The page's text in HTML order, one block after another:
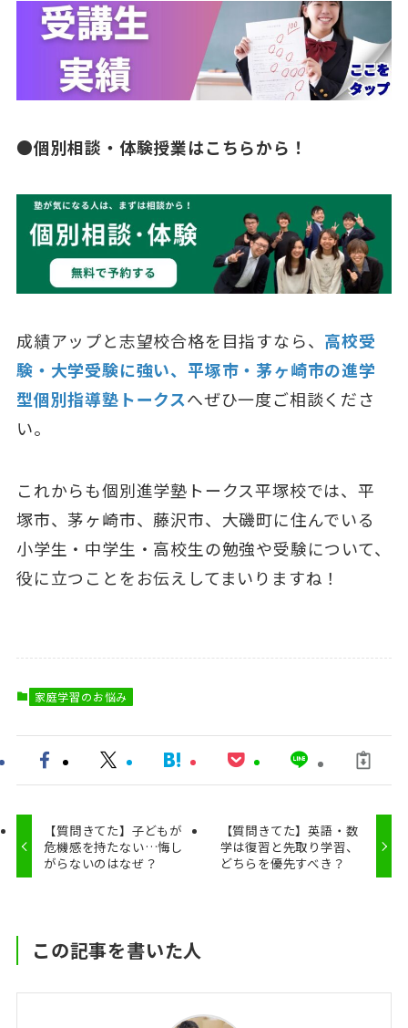
●個別相談・体験授業はこちらから！
成績アップと志望校合格を目指すなら、 高校受
験・大学受験に強い、平塚市・茅ヶ崎市の進学
型個別指導塾トークスへぜひ一度ご相談くださ
い。
これからも個別進学塾トークス平塚校では、平
塚市、茅ヶ崎市、藤沢市、大磯町に住んでいる
小学生・中学生・高校生の勉強や受験について、
役に立つことをお伝えしてまいりますね！
家庭学習のお悩み
【質問きてた】子どもが
危機感を持たない…悔し
がらないのはなぜ？
【質問きてた】英語・数
学は復習と先取り学習、
どちらを優先すべき？
この記事を書いた人